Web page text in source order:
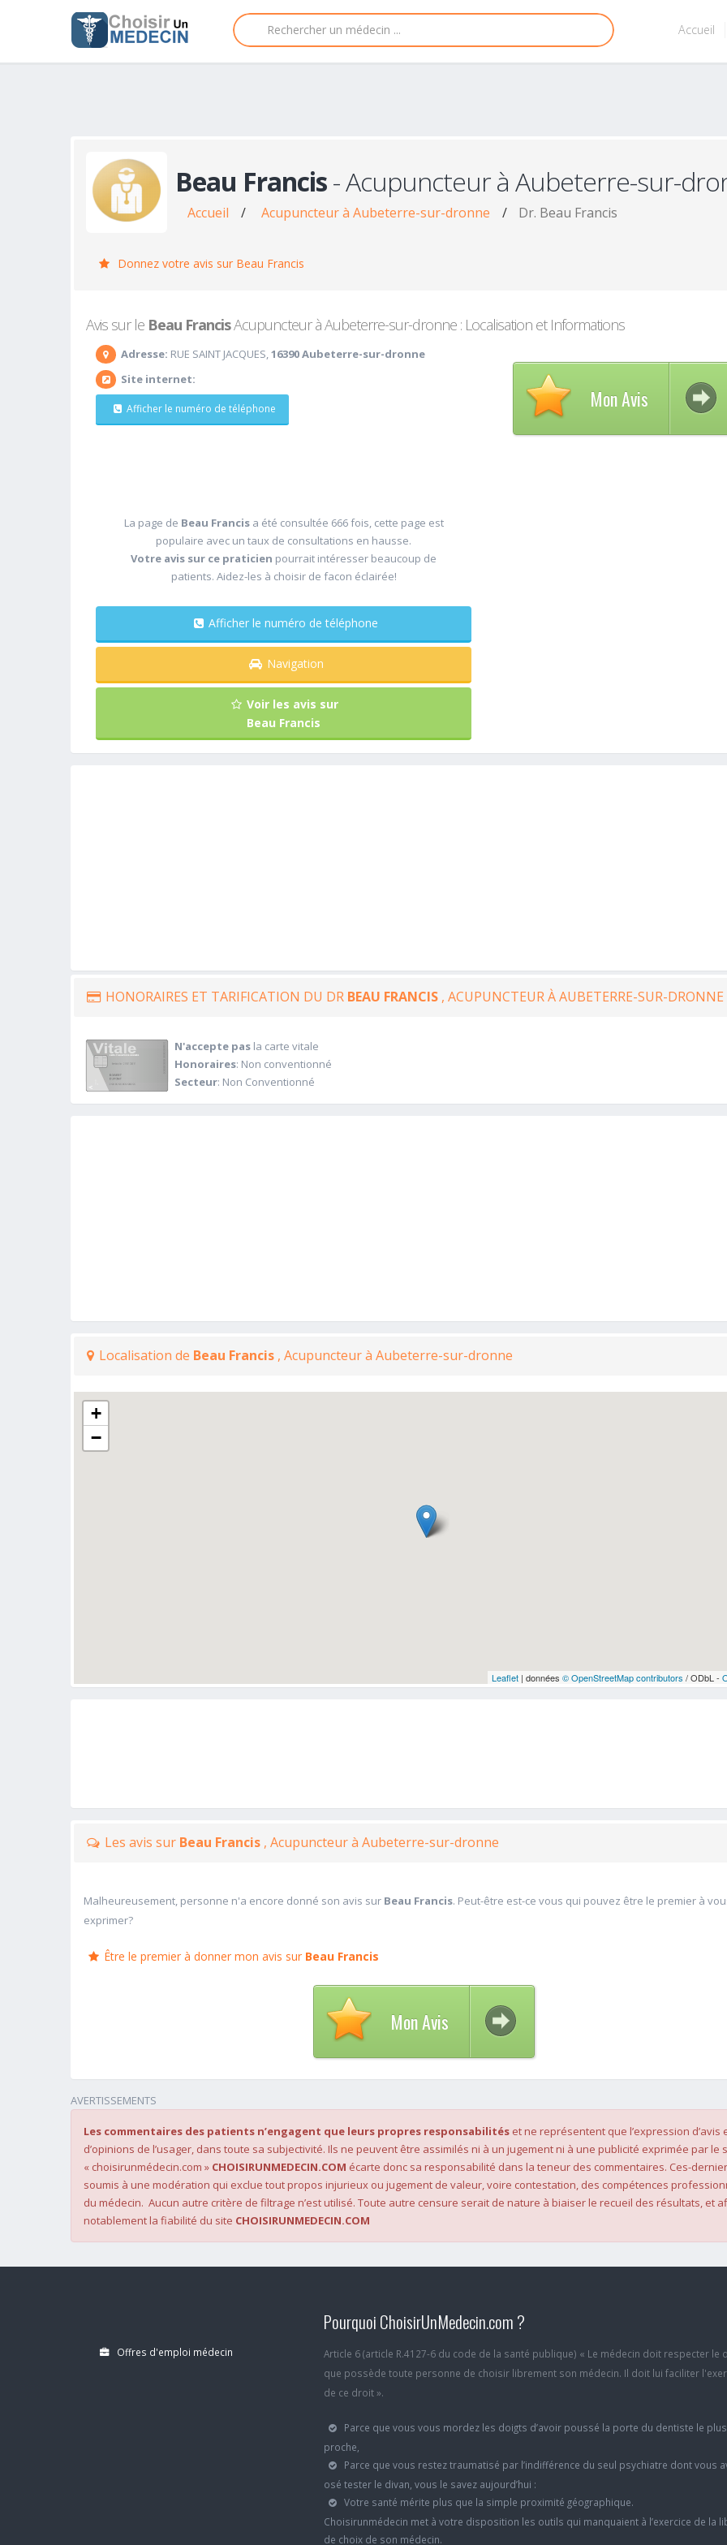
Accueil
Beau Francis- Acupuncteur à Aubeterre-sur-
Accueil / Acupuncteur à Aubeterre-sur-dronne / Dr. Beau Francis
Donnez votre avis sur Beau Francis
Avis sur le Beau FrancisAcupuncteur à Aubeterre-sur-dronne : Localisation et Informations
Adresse: RUE SAINT JACQUES,16390 Aubeterre-sur-dronne
Site internet:
Afficher le numéro de téléphone
La page de Beau Francis a été consultée 666 fois, cette page est
populaire avec un taux de consultations en hausse.
Votre avis sur ce praticien pourrait intéresser beaucoup de
patients. Aidez-les à choisir de facon éclairée!
Afficher le numéro de téléphone
Navigation
Voir les avis sur
Beau Francis
Mon Avis
HONORAIRES ET TARIFICATION DU DR BEAU FRANCIS , ACUPUNCTEUR À AUBETERRE-SUR-DRONNE
N'accepte pasla carte vitale
Honoraires: Non conventionné
Secteur: Non Conventionné
Localisation de Beau Francis , Acupuncteur à Aubeterre-sur-dronne
+
−
Leaflet| données © OpenStreetMap contributors / ODbL -
Les avis sur Beau Francis , Acupuncteur à Aubeterre-sur-dronne
Malheureusement, personne n'a encore donné son avis sur Beau Francis. Peut-être est-ce vous qui pouvez être le premier à
exprimer?
Être le premier à donner mon avis sur Beau Francis
Mon Avis
AVERTISSEMENTS
Les commentaires des patients n’engagent que leurs propres responsabilités et ne représentent que l’expression d’avis
d’opinions de l’usager, dans toute sa subjectivité. Ils ne peuvent être assimilés ni à un jugement ni à une publicité exprimée par le
« choisirunmédecin.com » CHOISIRUNMEDECIN.COM écarte donc sa responsabilité dans la teneur des commentaires. Ces-
soumis à une modération qui exclue tout propos injurieux ou jugement de valeur, voire contestation, des compétences
du médecin. Aucun autre critère de filtrage n’est utilisé. Toute autre censure serait de nature à biaiser le recueil des résultats, et
notablement la fiabilité du site CHOISIRUNMEDECIN.COM
Offres d'emploi médecin
Pourquoi ChoisirUnMedecin.com ?
Article 6 (article R.4127-6 du code de la santé publique) « Le médecin doit respecter le
que possède toute personne de choisir librement son médecin. Il doit lui faciliter
de ce droit ».
Parce que vous vous mordez les doigts d’avoir poussé la porte du dentiste le plus
proche,
Parce que vous restez traumatisé par l’indifférence du seul psychiatre dont vous
osé tester le divan, vous le savez aujourd’hui :
Votre santé mérite plus que la simple proximité géographique.
Choisirunmédecin met à votre disposition les outils qui manquaient à l’exercice de la
de choix de son médecin.